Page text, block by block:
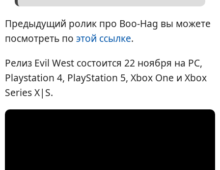
Предыдущий ролик про Boo-Hag вы можете
посмотреть по этой ссылке.
Релиз Evil West состоится 22 ноября на PC,
Playstation 4, PlayStation 5, Xbox One и Xbox
Series X|S.